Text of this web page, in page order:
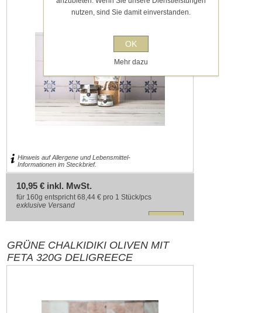
Hinweis auf Allergene und Lebensmittel-
Informationen im Steckbrief.
10,95 € inkl. MwSt.
für 160g entspricht 68,44 € pro 1 Stück/pcs
exklusive Versand
GRÜNE CHALKIDIKI OLIVEN MIT
FETA 320G DELIGREECE
nutzen, sind Sie damit einverstanden.
OK
Mehr dazu